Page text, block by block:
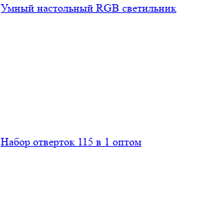
Умный настольный RGB светильник
Набор отверток 115 в 1 оптом